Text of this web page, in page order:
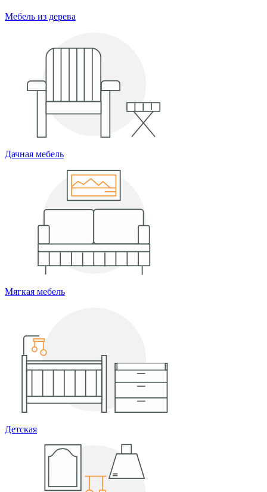
Мебель из дерева
Дачная мебель
Мягкая мебель
Детская